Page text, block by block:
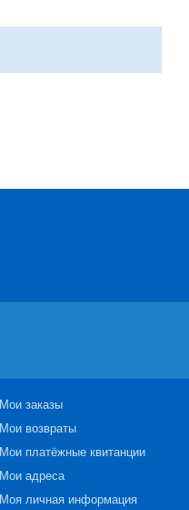
Мои заказы
Мои возвраты
Мои платёжные квитанции
Мои адреса
Моя личная информация